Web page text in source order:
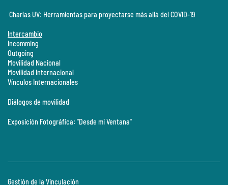
Charlas UV: Herramientas para proyectarse más allá del COVID-19
Intercambio
Incomming
Outgoing
Movilidad Nacional
Movilidad Internacional
Vínculos Internacionales
Diálogos de movilidad
Exposición Fotográfica: "Desde mi Ventana"
Gestión de la Vinculación